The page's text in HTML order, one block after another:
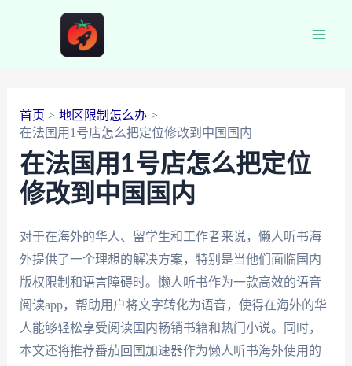
首页
地区限制怎么办
在法国用1号店怎么把定位修改到中国国内
在法国用1号店怎么把定位
修改到中国国内
对于在海外的华人、留学生和工作者来说，懒人听书海
外提供了一个理想的解决方案，特别是当他们面临国内
版权限制和语言障碍时。懒人听书作为一款高效的语音
阅读app，帮助用户将文字转化为语音，使得在海外的华
人能够轻松享受阅读国内畅销书籍和热门小说。同时，
本文还将推荐番茄回国加速器作为懒人听书海外使用的